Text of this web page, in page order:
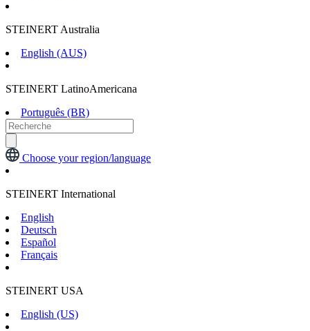
STEINERT Australia
English (AUS)
STEINERT LatinoAmericana
Português (BR)
Choose your region/language
STEINERT International
English
Deutsch
Español
Français
STEINERT USA
English (US)